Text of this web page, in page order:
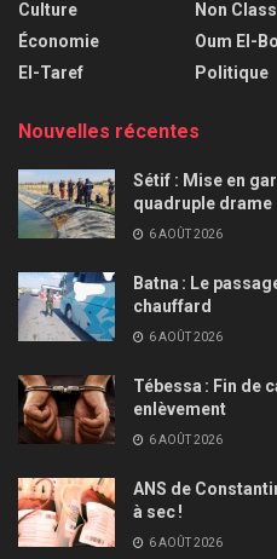
Culture
Économie
El-Taref
Non
Oum El-
Politique
Nouvelles récentes
Sétif : Mise en
quadruple drame
6 AOÛT 2026
Batna : Le
chauffard
6 AOÛT 2026
Tébessa : Fin de
enlèvement
6 AOÛT 2026
ANS de
à sec !
6 AOÛT 2026